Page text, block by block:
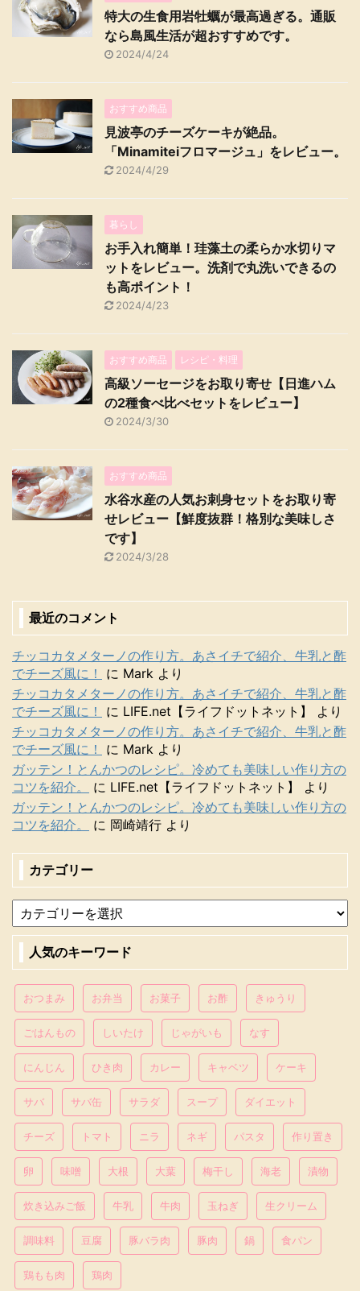
特大の生食用岩牡蠣が最高過ぎる。通販
なら島風生活が超おすすめです。
2024/4/24
おすすめ商品
見波亭のチーズケーキが絶品。
「Minamiteiフロマージュ」をレビュー。
2024/4/29
暮らし
お手入れ簡単！珪藻土の柔らか水切りマ
ットをレビュー。洗剤で丸洗いできるの
も高ポイント！
2024/4/23
おすすめ商品 レシピ・料理
高級ソーセージをお取り寄せ【日進ハム
の2種食べ比べセットをレビュー】
2024/3/30
おすすめ商品
水谷水産の人気お刺身セットをお取り寄
せレビュー【鮮度抜群！格別な美味しさ
です】
2024/3/28
最近のコメント
チッコカタメターノの作り方。あさイチで紹介、牛乳と酢
でチーズ風に！
に Mark より
チッコカタメターノの作り方。あさイチで紹介、牛乳と酢
でチーズ風に！
に LIFE.net【ライフドットネット】
より
チッコカタメターノの作り方。あさイチで紹介、牛乳と酢
でチーズ風に！
に Mark より
ガッテン！とんかつのレシピ。冷めても美味しい作り方の
コツを紹介。
に LIFE.net【ライフドットネット】
より
ガッテン！とんかつのレシピ。冷めても美味しい作り方の
コツを紹介。
に 岡崎靖行 より
カテゴリー
人気のキーワード
おつまみ お弁当 お菓子 お酢 きゅうり
ごはんもの しいたけ じゃがいも なす
にんじん ひき肉 カレー キャベツ ケーキ
サバ サバ缶 サラダ スープ ダイエット
チーズ トマト ニラ ネギ パスタ 作り置き
卵 味噌 大根 大葉 梅干し 海老 漬物
炊き込みご飯 牛乳 牛肉 玉ねぎ 生クリーム
調味料 豆腐 豚バラ肉 豚肉 鍋 食パン
鶏もも肉 鶏肉